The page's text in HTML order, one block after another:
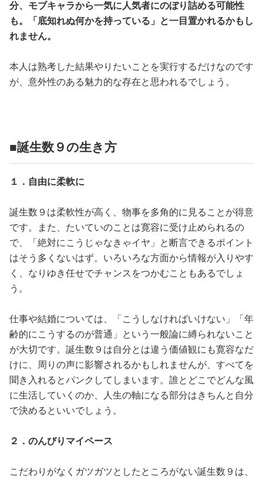
分、モブキャラから一気に人気者にのぼり詰める可能性
も。「底知れぬ何かを持っている」と一目置かれるかもし
れません。
本人は熟考した結果やりたいことを実行するだけなのです
が、意外性のある魅力的な存在と思われるでしょう。
■誕生数９の生き方
１．自由に柔軟に
誕生数９は柔軟性が高く、物事を多角的に見ることが得意
です。また、たいていのことは寛容に受け止められるの
で、「絶対にこうじゃなきゃイヤ」と断言できるポイント
はそう多くないはず。いろいろな方面から情報が入りやす
く、なりゆき任せでチャンスをつかむこともあるでしょ
う。
仕事や結婚については、「こうしなければいけない」「年
齢的にこうするのが普通」という一般論に縛られないこと
が大切です。誕生数９は自分とは違う価値観にも寛容なだ
けに、周りの声に影響されるかもしれませんが、すべてを
聞き入れるとパンクしてしまいます。誰とどこでどんな風
に生活していくのか、人生の軸になる部分はきちんと自分
で決めるといいでしょう。
２．のんびりマイペース
こだわりがなくガツガツとしたところがない誕生数９は、